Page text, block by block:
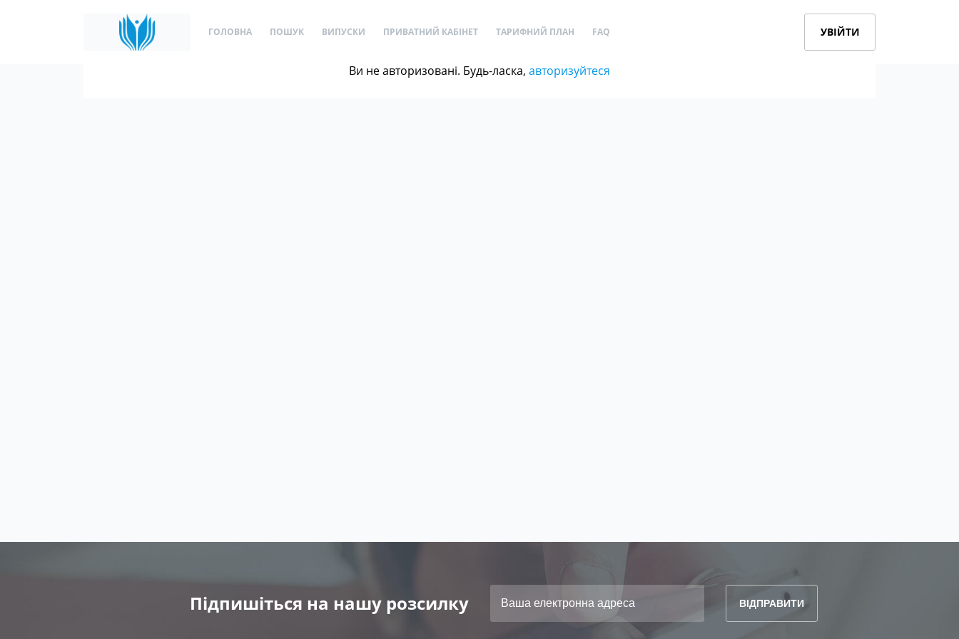
ГОЛОВНА ПОШУК ВИПУСКИ ПРИВАТНИЙ КАБІНЕТ ТАРИФНИЙ ПЛАН FAQ УВІЙТИ
Ви не авторизовані. Будь-ласка, авторизуйтеся
Підпишіться на нашу розсилку